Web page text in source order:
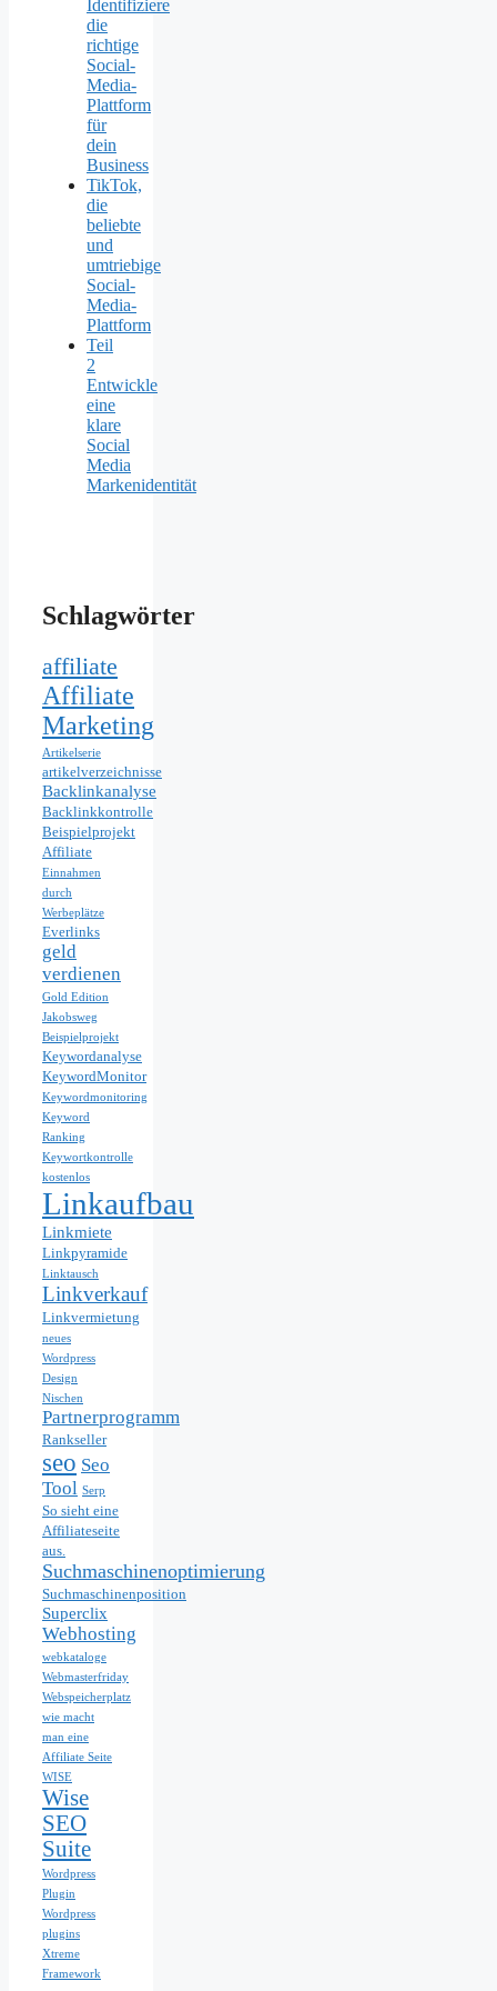
Identifiziere
die
richtige
Social-
Media-
Plattform
für
dein
Business
TikTok,
die
beliebte
und
umtriebige
Social-
Media-
Plattform
Teil
2
Entwickle
eine
klare
Social
Media
Markenidentität
Schlagwörter
affiliate
Affiliate
Marketing
Artikelserie
artikelverzeichnisse
Backlinkanalyse
Backlinkkontrolle
Beispielprojekt
Affiliate
Einnahmen
durch
Werbeplätze
Everlinks
geld
verdienen
Gold Edition
Jakobsweg
Beispielprojekt
Keywordanalyse
KeywordMonitor
Keywordmonitoring
Keyword
Ranking
Keywortkontrolle
kostenlos
Linkaufbau
Linkmiete
Linkpyramide
Linktausch
Linkverkauf
Linkvermietung
neues
Wordpress
Design
Nischen
Partnerprogramm
Rankseller
seo Seo
Tool Serp
So sieht eine
Affiliateseite
aus.
Suchmaschinenoptimierung
Suchmaschinenposition
Superclix
Webhosting
webkataloge
Webmasterfriday
Webspeicherplatz
wie macht
man eine
Affiliate Seite
WISE
Wise
SEO
Suite
Wordpress
Plugin
Wordpress
plugins
Xtreme
Framework